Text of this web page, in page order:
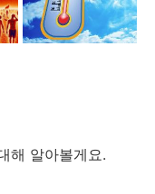
해 알아볼게요.